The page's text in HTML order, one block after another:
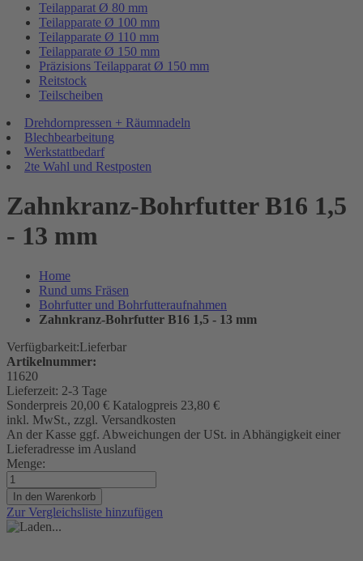
Teilapparat Ø 80 mm
Teilapparate Ø 100 mm
Teilapparate Ø 110 mm
Teilapparate Ø 150 mm
Präzisions Teilapparat Ø 150 mm
Reitstock
Teilscheiben
Drehdornpressen + Räumnadeln
Blechbearbeitung
Werkstattbedarf
2te Wahl und Restposten
Zahnkranz-Bohrfutter B16 1,5
- 13 mm
Home
Rund ums Fräsen
Bohrfutter und Bohrfutteraufnahmen
Zahnkranz-Bohrfutter B16 1,5 - 13 mm
Verfügbarkeit:Lieferbar
Artikelnummer:
11620
Lieferzeit: 2-3 Tage
Sonderpreis 20,00 € Katalogpreis 23,80 €
inkl. MwSt., zzgl. Versandkosten
An der Kasse ggf. Abweichungen der USt. in Abhängigkeit einer
Lieferadresse im Ausland
Menge:
In den Warenkorb
Zur Vergleichsliste hinzufügen